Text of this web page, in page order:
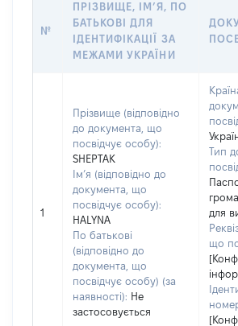
№
ПРІЗВИЩЕ, ІМ’Я, ПО
БАТЬКОВІ ДЛЯ
ІДЕНТИФІКАЦІЇ ЗА
МЕЖАМИ УКРАЇНИ
1
Прізвище (відповідно
до документа, що
посвідчує особу):
SHEPTAK
Ім’я (відповідно до
документа, що
посвідчує особу):
HALYNA
По батькові
(відповідно до
документа, що
посвідчує особу) (за
наявності): Не
застосовується
Тип
для
що